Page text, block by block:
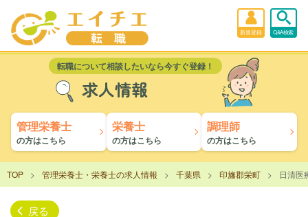
新規登録 Q&A検索
転職について相談したいなら今すぐ登録！
求人情報
管理栄養士
の方はこちら
栄養士
の方はこちら
調理師
の方はこちら
TOP 管理栄養士・栄養士の求人情報 千葉県 印旛郡栄町 日清医
戻る